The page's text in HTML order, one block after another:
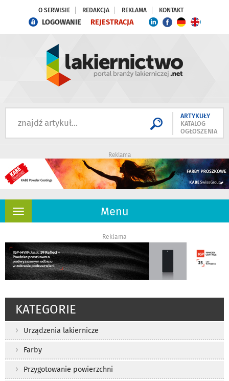
O SERWISIE REDAKCJA REKLAMA KONTAKT
LOGOWANIE REJESTRACJA
ARTYKUŁY
KATALOG
OGŁOSZENIA
Reklama
Menu
Rozwiń
Reklama
KATEGORIE
Urządzenia lakiernicze
Farby
Przygotowanie powierzchni